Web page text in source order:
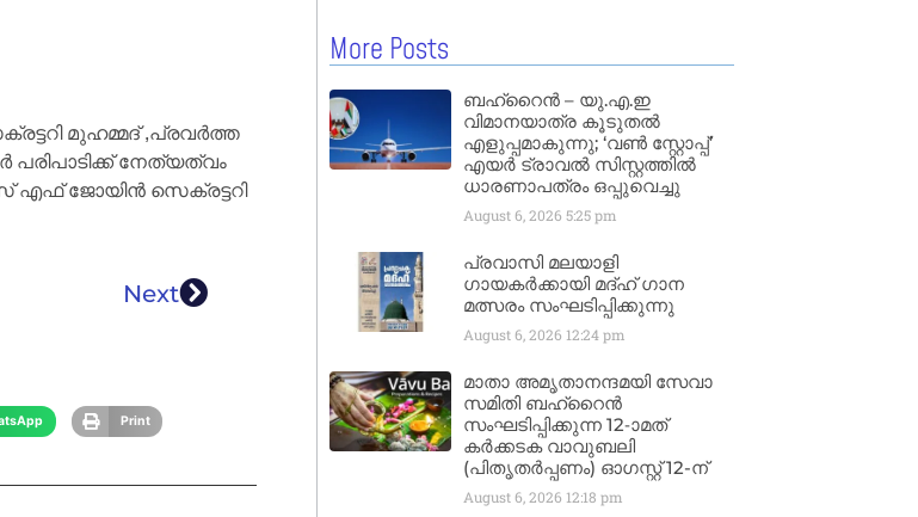
മുഹമ്മദ് ,പ്രവർത്ത
നേത്യത്വം
ജോയിൻ സെക്രട്ടറി
Next
Print
More Posts
ബഹ്‌റൈൻ – യു.എ.ഇ
വിമാനയാത്ര കൂടുതൽ
എളുപ്പമാകുന്നു; ‘വൺ സ്റ്റോപ്പ്’
എയർ ട്രാവൽ സിസ്റ്റത്തിൽ
ധാരണാപത്രം ഒപ്പുവെച്ചു
August 6, 2026 5:25 pm
പ്രവാസി മലയാളി
ഗായകർക്കായി മദ്ഹ് ഗാന
മത്സരം സംഘടിപ്പിക്കുന്നു
August 6, 2026 12:24 pm
മാതാ അമൃതാനന്ദമയി സേവാ
സമിതി ബഹ്‌റൈൻ
സംഘടിപ്പിക്കുന്ന 12-ാമത്
കർക്കടക വാവുബലി
(പിതൃതർപ്പണം) ഓഗസ്റ്റ് 12-ന്
August 6, 2026 12:18 pm